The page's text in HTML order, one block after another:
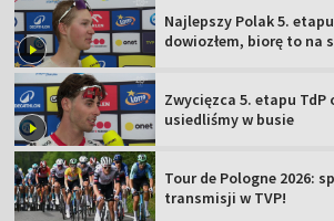
Najlepszy Polak 5.
dowiozłem, biorę to na
Zwycięzca 5. etapu
usiedliśmy w busie
Tour de Pologne 2026:
transmisji w TVP!